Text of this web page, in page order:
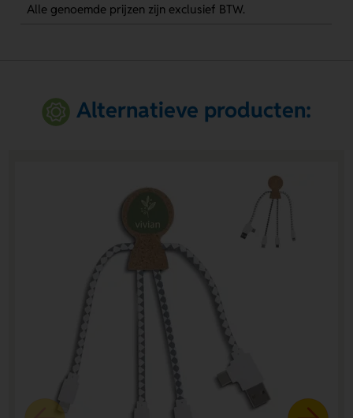
Alle genoemde prijzen zijn exclusief BTW.
Alternatieve producten: